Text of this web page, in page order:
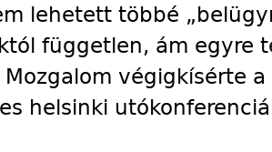
lehetett többé
független, ám egyre
Mozgalom végigkísérte
helsinki